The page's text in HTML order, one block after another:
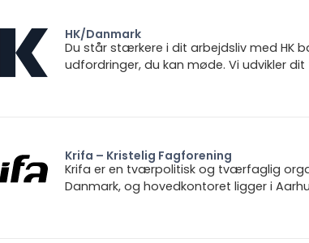
HK/Danmark
Du står stærkere i dit arbejdsliv med HK
udfordringer, du kan møde. Vi udvikler
Krifa – Kristelig Fagforening
Krifa er en tværpolitisk og tværfaglig
Danmark, og hovedkontoret ligger i